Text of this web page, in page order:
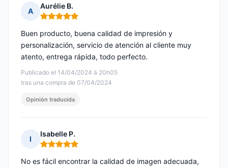
A
Aurélie B.
Nota: 5 de 5
Publicado el 14/04/2024 à 20h05
tras una compra de 07/04/2024
Buen producto, buena calidad de impresión y
personalización, servicio de atención al cliente muy
atento, entrega rápida, todo perfecto.
Opinión traducida
I
Isabelle P.
Nota: 5 de 5
No es fácil encontrar la calidad de imagen adecuada,